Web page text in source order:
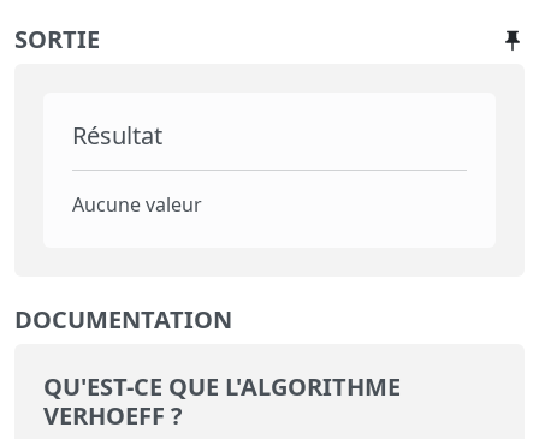
SORTIE
Résultat
Aucune valeur
DOCUMENTATION
QU'EST-CE QUE L'ALGORITHME
VERHOEFF ?